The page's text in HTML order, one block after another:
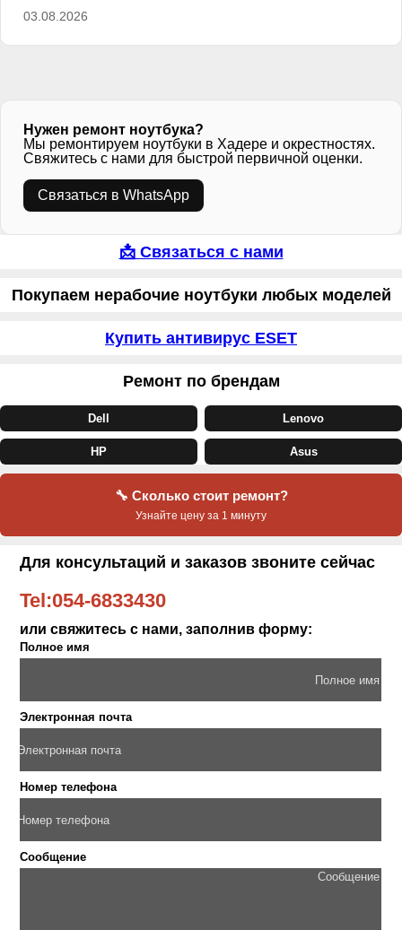
03.08.2026
Нужен ремонт ноутбука?
Мы ремонтируем ноутбуки в Хадере и окрестностях.
Свяжитесь с нами для быстрой первичной оценки.
Связаться в WhatsApp
📩 Связаться с нами
Покупаем нерабочие ноутбуки любых моделей
Купить антивирус ESET
Ремонт по брендам
Dell Lenovo
HP Asus
🔧 Сколько стоит ремонт?
Узнайте цену за 1 минуту
Для консультаций и заказов звоните сейчас
Tel:054-6833430
или свяжитесь с нами, заполнив форму:
Полное имя
Электронная почта
Номер телефона
Сообщение